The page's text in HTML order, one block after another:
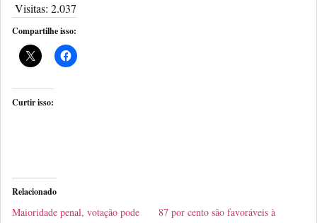
Visitas: 2.037
Compartilhe isso:
Curtir isso:
Relacionado
Maioridade penal, votação pode
87 por cento são favoráveis à